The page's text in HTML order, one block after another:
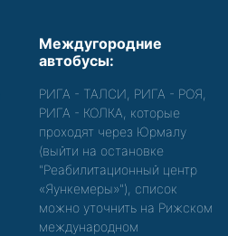
Междугородние
автобусы:
РИГА - ТАЛСИ, РИГА - РОЯ,
РИГА - КОЛКА, которые
проходят через Юрмалу
(выйти на остановке
"Реабилитационный центр
«Яункемеры»"), список
можно уточнить на Рижском
международном